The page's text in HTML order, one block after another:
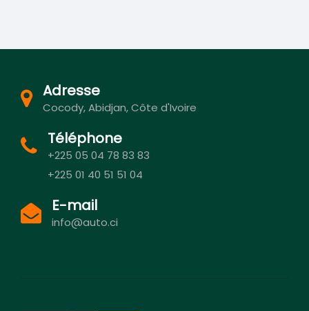
Adresse
Cocody, Abidjan, Côte d'Ivoire
Téléphone
+225 05 04 78 83 83
+225 01 40 51 51 04
E-mail
info@auto.ci